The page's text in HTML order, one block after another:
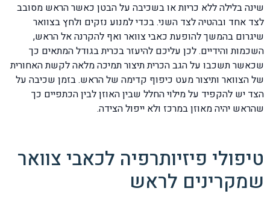
שינה בלילה ללא כריות או בשכיבה על הבטן כאשר הראש מסובב
לצד אחד ובהטיה לצד השני. בכדי למנוע נזקים ולחץ בצוואר
שיגרום בהמשך להופעת כאבי צוואר ואף להקרנה אל הראש,
השכמות והידיים. לכן עליכם להיעזר בכרית בגודל המתאים כך
שכאשר תשכבו על הגב הכרית תיצור תמיכה מלאה לקשת האחורית
של הצוואר ותיצור מעט כיפוף קדימה של הראש. בזמן שכיבה על
הצד יש להקפיד על מילוי החלל שבין האוזן לבין הכתפיים כך
שהראש יהיה מאוזן במרכז ולא ייפול הצידה.
טיפולי פיזיותרפיה לכאבי צוואר
שמקרינים לראש